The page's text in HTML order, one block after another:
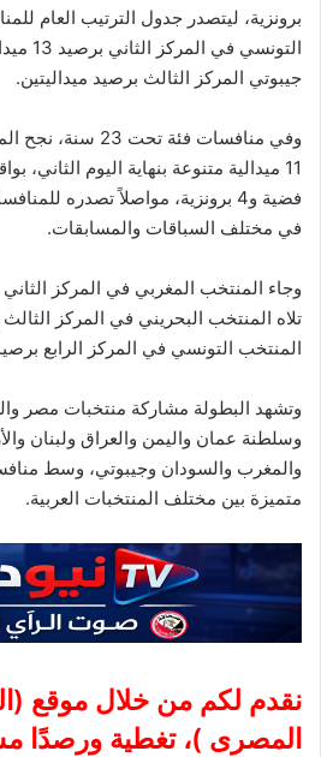
برونزية، ليتصدر جدول الترتيب العام
جيبوتي المركز الثالث برصيد ميداليتين.
وفي منافسات فئة
فضية و4 برونزية، مواصلاً تصدره
في مختلف السباقات والمسابقات.
المنتخب التونسي في المركز الرابع برصيد 6 ميداليات
وتشهد البطولة مشاركة منتخبات مصر
وسلطنة عمان واليمن والعراق ولبنان
والمغرب والسودان وجيبوتي، وسط
متميزة بين مختلف المنتخبات العربية.
نقدم لكم من خلال موقع (
المصرى )، تغطية ورصدًا